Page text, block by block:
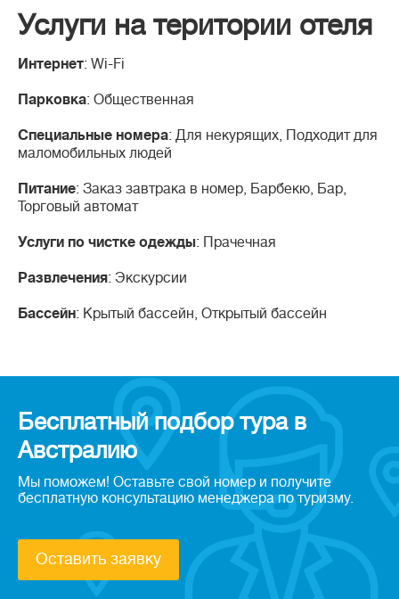
Услуги на територии отеля
Интернет: Wi-Fi
Парковка: Общественная
Специальные номера: Для некурящих, Подходит для
маломобильных людей
Питание: Заказ завтрака в номер, Барбекю, Бар,
Торговый автомат
Услуги по чистке одежды: Прачечная
Развлечения: Экскурсии
Бассейн: Крытый бассейн, Открытый бассейн
Бесплатный подбор тура в
Австралию
Мы поможем! Оставьте свой номер и получите
бесплатную консультацию менеджера по туризму.
Оставить заявку